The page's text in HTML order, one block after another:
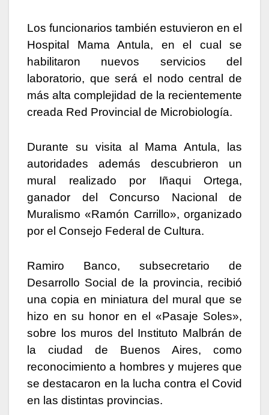
Los funcionarios también estuvieron en el
Hospital Mama Antula, en el cual se
habilitaron nuevos servicios del
laboratorio, que será el nodo central de
más alta complejidad de la recientemente
creada Red Provincial de Microbiología.
Durante su visita al Mama Antula, las
autoridades además descubrieron un
mural realizado por Iñaqui Ortega,
ganador del Concurso Nacional de
Muralismo «Ramón Carrillo», organizado
por el Consejo Federal de Cultura.
Ramiro Banco, subsecretario de
Desarrollo Social de la provincia, recibió
una copia en miniatura del mural que se
hizo en su honor en el «Pasaje Soles»,
sobre los muros del Instituto Malbrán de
la ciudad de Buenos Aires, como
reconocimiento a hombres y mujeres que
se destacaron en la lucha contra el Covid
en las distintas provincias.